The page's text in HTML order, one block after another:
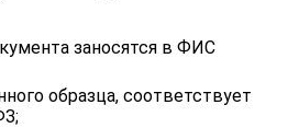
заносятся в ФИС
образца, соответствует